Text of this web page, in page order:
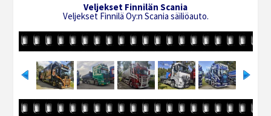
Veljekset Finnilän Scania
Veljekset Finnilä Oy:n Scania säiliöauto.